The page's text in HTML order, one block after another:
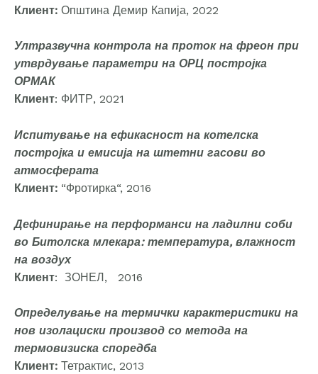
Клиент: Општина Демир Капија, 2022
Ултразвучна контрола на проток на фреон при
утврдување параметри на ОРЦ постројка
ОРМАК
Клиент: ФИТР, 2021
Испитување на ефикасност на котелска
постројка и емисија на штетни гасови во
атмосферата
Клиент: “Фротирка“, 2016
Дефинирање на перформанси на ладилни соби
во Битолска млекара: температура, влажност
на воздух
Клиент: ЗОНЕЛ, 2016
Определување на термички карактеристики на
нов изолациски производ со метода на
термовизиска споредба
Клиент: Тетрактис, 2013